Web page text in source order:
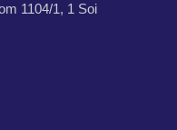
1104/1, 1 Soi